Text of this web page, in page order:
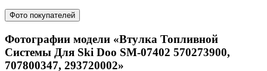
Фото покупателей
Фотографии модели «Втулка Топливной
Системы Для Ski Doo SM-07402 570273900,
707800347, 293720002»